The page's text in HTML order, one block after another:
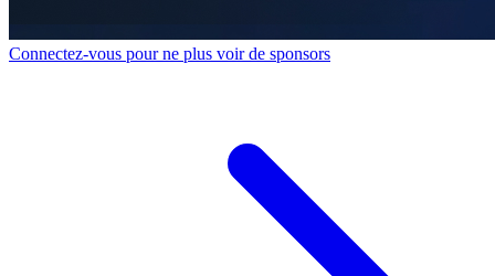
Connectez-vous pour ne plus voir de sponsors